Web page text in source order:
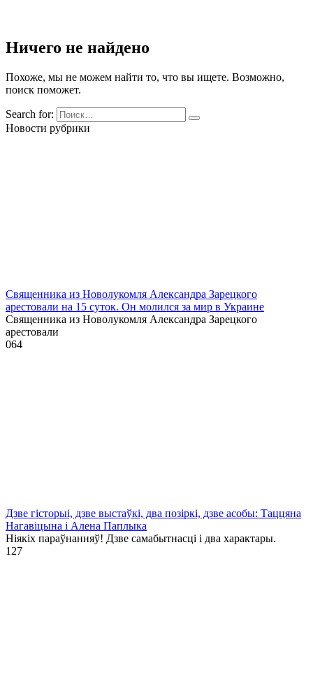
Ничего не найдено
Похоже, мы не можем найти то, что вы ищете. Возможно,
поиск поможет.
Search for:
Новости рубрики
Священника из Новолукомля Александра Зарецкого
арестовали на 15 суток. Он молился за мир в Украине
Священника из Новолукомля Александра Зарецкого
арестовали
064
Дзве гісторыі, дзве выстаўкі, два позіркі, дзве асобы: Таццяна
Нагавіцына і Алена Паплыка
Ніякіх параўнанняў! Дзве самабытнасці і два характары.
1 27